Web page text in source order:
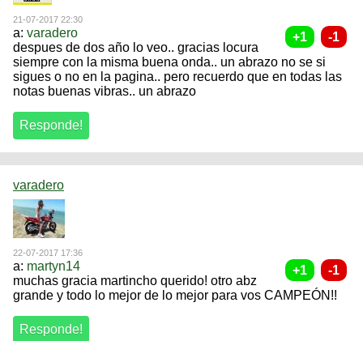
21-07-2017 22:30
a: varadero
despues de dos año lo veo.. gracias locura
siempre con la misma buena onda.. un abrazo no se si
sigues o no en la pagina.. pero recuerdo que en todas las
notas buenas vibras.. un abrazo
varadero
22-07-2017 17:36
a: martyn14
muchas gracia martincho querido! otro abz
grande y todo lo mejor de lo mejor para vos CAMPEÓN!!